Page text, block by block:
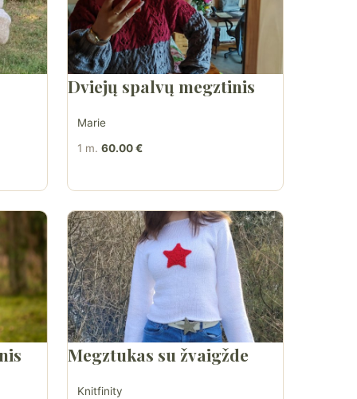
Dviejų spalvų megztinis
Marie
1 m. 60.00 €
Megztukas su žvaigžde
Knitfinity